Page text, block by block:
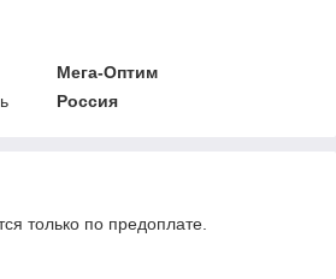
Мега-Оптим
Россия
только по предоплате.